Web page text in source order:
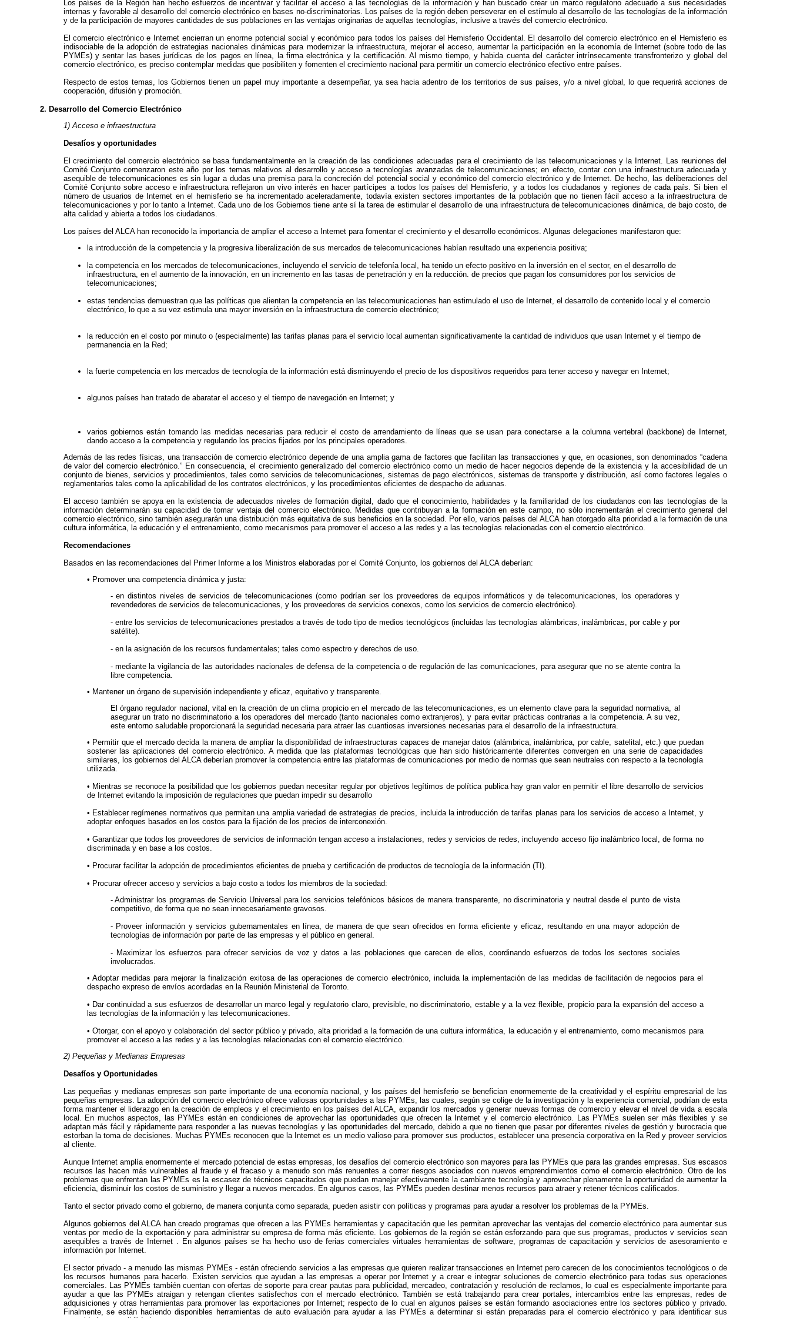
Los países de la Región han hecho esfuerzos de incentivar y facilitar el acceso a las tecnologías de la información y han buscado crear un marco regulatorio adecuado a sus necesidades
internas y favorable al desarrollo del comercio electrónico en bases no-discriminatorias. Los países de la región deben perseverar en el estímulo al desarrollo de las tecnologías de la información
y de la participación de mayores cantidades de sus poblaciones en las ventajas originarias de aquellas tecnologías, inclusive a través del comercio electrónico.
El comercio electrónico e Internet encierran un enorme potencial social y económico para todos los países del Hemisferio Occidental. El desarrollo del comercio electrónico en el Hemisferio es
indisociable de la adopción de estrategias nacionales dinámicas para modernizar la infraestructura, mejorar el acceso, aumentar la participación en la economía de Internet (sobre todo de las
PYMEs) y sentar las bases jurídicas de los pagos en línea, la firma electrónica y la certificación. Al mismo tiempo, y habida cuenta del carácter intrínsecamente transfronterizo y global del
comercio electrónico, es preciso contemplar medidas que posibiliten y fomenten el crecimiento nacional para permitir un comercio electrónico efectivo entre países.
Respecto de estos temas, los Gobiernos tienen un papel muy importante a desempeñar, ya sea hacia adentro de los territorios de sus países, y/o a nivel global, lo que requerirá acciones de
cooperación, difusión y promoción.
2. Desarrollo del Comercio Electrónico
1) Acceso e infraestructura
Desafíos y oportunidades
El crecimiento del comercio electrónico se basa fundamentalmente en la creación de las condiciones adecuadas para el crecimiento de las telecomunicaciones y la Internet. Las reuniones del
Comité Conjunto comenzaron este año por los temas relativos al desarrollo y acceso a tecnologías avanzadas de telecomunicaciones; en efecto, contar con una infraestructura adecuada y
asequible de telecomunicaciones es sin lugar a dudas una premisa para la concreción del potencial social y económico del comercio electrónico y de Internet. De hecho, las deliberaciones del
Comité Conjunto sobre acceso e infraestructura reflejaron un vivo interés en hacer partícipes a todos los países del Hemisferio, y a todos los ciudadanos y regiones de cada país. Si bien el
número de usuarios de Internet en el hemisferio se ha incrementado aceleradamente, todavía existen sectores importantes de la población que no tienen fácil acceso a la infraestructura de
telecomunicaciones y por lo tanto a Internet. Cada uno de los Gobiernos tiene ante sí la tarea de estimular el desarrollo de una infraestructura de telecomunicaciones dinámica, de bajo costo, de
alta calidad y abierta a todos los ciudadanos.
Los países del ALCA han reconocido la importancia de ampliar el acceso a Internet para fomentar el crecimiento y el desarrollo económicos. Algunas delegaciones manifestaron que:
la introducción de la competencia y la progresiva liberalización de sus mercados de telecomunicaciones habían resultado una experiencia positiva;
la competencia en los mercados de telecomunicaciones, incluyendo el servicio de telefonía local, ha tenido un efecto positivo en la inversión en el sector, en el desarrollo de
infraestructura, en el aumento de la innovación, en un incremento en las tasas de penetración y en la reducción. de precios que pagan los consumidores por los servicios de
telecomunicaciones;
estas tendencias demuestran que las políticas que alientan la competencia en las telecomunicaciones han estimulado el uso de Internet, el desarrollo de contenido local y el comercio
electrónico, lo que a su vez estimula una mayor inversión en la infraestructura de comercio electrónico;
la reducción en el costo por minuto o (especialmente) las tarifas planas para el servicio local aumentan significativamente la cantidad de individuos que usan Internet y el tiempo de
permanencia en la Red;
la fuerte competencia en los mercados de tecnología de la información está disminuyendo el precio de los dispositivos requeridos para tener acceso y navegar en Internet;
algunos países han tratado de abaratar el acceso y el tiempo de navegación en Internet; y
varios gobiernos están tomando las medidas necesarias para reducir el costo de arrendamiento de líneas que se usan para conectarse a la columna vertebral (backbone) de Internet,
dando acceso a la competencia y regulando los precios fijados por los principales operadores.
Además de las redes físicas, una transacción de comercio electrónico depende de una amplia gama de factores que facilitan las transacciones y que, en ocasiones, son denominados “cadena
de valor del comercio electrónico.” En consecuencia, el crecimiento generalizado del comercio electrónico como un medio de hacer negocios depende de la existencia y la accesibilidad de un
conjunto de bienes, servicios y procedimientos, tales como servicios de telecomunicaciones, sistemas de pago electrónicos, sistemas de transporte y distribución, así como factores legales o
reglamentarios tales como la aplicabilidad de los contratos electrónicos, y los procedimientos eficientes de despacho de aduanas.
El acceso también se apoya en la existencia de adecuados niveles de formación digital, dado que el conocimiento, habilidades y la familiaridad de los ciudadanos con las tecnologías de la
información determinarán su capacidad de tomar ventaja del comercio electrónico. Medidas que contribuyan a la formación en este campo, no sólo incrementarán el crecimiento general del
comercio electrónico, sino también asegurarán una distribución más equitativa de sus beneficios en la sociedad. Por ello, varios países del ALCA han otorgado alta prioridad a la formación de una
cultura informática, la educación y el entrenamiento, como mecanismos para promover el acceso a las redes y a las tecnologías relacionadas con el comercio electrónico.
Recomendaciones
Basados en las recomendaciones del Primer Informe a los Ministros elaboradas por el Comité Conjunto, los gobiernos del ALCA deberían:
• Promover una competencia dinámica y justa:
- en distintos niveles de servicios de telecomunicaciones (como podrían ser los proveedores de equipos informáticos y de telecomunicaciones, los operadores y
revendedores de servicios de telecomunicaciones, y los proveedores de servicios conexos, como los servicios de comercio electrónico).
- entre los servicios de telecomunicaciones prestados a través de todo tipo de medios tecnológicos (incluidas las tecnologías alámbricas, inalámbricas, por cable y por
satélite).
- en la asignación de los recursos fundamentales; tales como espectro y derechos de uso.
- mediante la vigilancia de las autoridades nacionales de defensa de la competencia o de regulación de las comunicaciones, para asegurar que no se atente contra la
libre competencia.
• Mantener un órgano de supervisión independiente y eficaz, equitativo y transparente.
El órgano regulador nacional, vital en la creación de un clima propicio en el mercado de las telecomunicaciones, es un elemento clave para la seguridad normativa, al
asegurar un trato no discriminatorio a los operadores del mercado (tanto nacionales como extranjeros), y para evitar prácticas contrarias a la competencia. A su vez,
este entorno saludable proporcionará la seguridad necesaria para atraer las cuantiosas inversiones necesarias para el desarrollo de la infraestructura.
• Permitir que el mercado decida la manera de ampliar la disponibilidad de infraestructuras capaces de manejar datos (alámbrica, inalámbrica, por cable, satelital, etc.) que puedan
sostener las aplicaciones del comercio electrónico. A medida que las plataformas tecnológicas que han sido históricamente diferentes convergen en una serie de capacidades
similares, los gobiernos del ALCA deberían promover la competencia entre las plataformas de comunicaciones por medio de normas que sean neutrales con respecto a la tecnología
utilizada.
• Mientras se reconoce la posibilidad que los gobiernos puedan necesitar regular por objetivos legítimos de política publica hay gran valor en permitir el libre desarrollo de servicios
de Internet evitando la imposición de regulaciones que puedan impedir su desarrollo
• Establecer regímenes normativos que permitan una amplia variedad de estrategias de precios, incluida la introducción de tarifas planas para los servicios de acceso a Internet, y
adoptar enfoques basados en los costos para la fijación de los precios de interconexión.
• Garantizar que todos los proveedores de servicios de información tengan acceso a instalaciones, redes y servicios de redes, incluyendo acceso fijo inalámbrico local, de forma no
discriminada y en base a los costos.
• Procurar facilitar la adopción de procedimientos eficientes de prueba y certificación de productos de tecnología de la información (TI).
• Procurar ofrecer acceso y servicios a bajo costo a todos los miembros de la sociedad:
- Administrar los programas de Servicio Universal para los servicios telefónicos básicos de manera transparente, no discriminatoria y neutral desde el punto de vista
competitivo, de forma que no sean innecesariamente gravosos.
- Proveer información y servicios gubernamentales en línea, de manera de que sean ofrecidos en forma eficiente y eficaz, resultando en una mayor adopción de
tecnologías de información por parte de las empresas y el público en general.
- Maximizar los esfuerzos para ofrecer servicios de voz y datos a las poblaciones que carecen de ellos, coordinando esfuerzos de todos los sectores sociales
involucrados.
• Adoptar medidas para mejorar la finalización exitosa de las operaciones de comercio electrónico, incluida la implementación de las medidas de facilitación de negocios para el
despacho expreso de envíos acordadas en la Reunión Ministerial de Toronto.
• Dar continuidad a sus esfuerzos de desarrollar un marco legal y regulatorio claro, previsible, no discriminatorio, estable y a la vez flexible, propicio para la expansión del acceso a
las tecnologías de la información y las telecomunicaciones.
• Otorgar, con el apoyo y colaboración del sector público y privado, alta prioridad a la formación de una cultura informática, la educación y el entrenamiento, como mecanismos para
promover el acceso a las redes y a las tecnologías relacionadas con el comercio electrónico.
2) Pequeñas y Medianas Empresas
Desafíos y Oportunidades
Las pequeñas y medianas empresas son parte importante de una economía nacional, y los países del hemisferio se benefician enormemente de la creatividad y el espíritu empresarial de las
pequeñas empresas. La adopción del comercio electrónico ofrece valiosas oportunidades a las PYMEs, las cuales, según se colige de la investigación y la experiencia comercial, podrían de esta
forma mantener el liderazgo en la creación de empleos y el crecimiento en los países del ALCA, expandir los mercados y generar nuevas formas de comercio y elevar el nivel de vida a escala
local. En muchos aspectos, las PYMEs están en condiciones de aprovechar las oportunidades que ofrecen la Internet y el comercio electrónico. Las PYMEs suelen ser más flexibles y se
adaptan más fácil y rápidamente para responder a las nuevas tecnologías y las oportunidades del mercado, debido a que no tienen que pasar por diferentes niveles de gestión y burocracia que
estorban la toma de decisiones. Muchas PYMEs reconocen que la Internet es un medio valioso para promover sus productos, establecer una presencia corporativa en la Red y proveer servicios
al cliente.
Aunque Internet amplía enormemente el mercado potencial de estas empresas, los desafíos del comercio electrónico son mayores para las PYMEs que para las grandes empresas. Sus escasos
recursos las hacen más vulnerables al fraude y el fracaso y a menudo son más renuentes a correr riesgos asociados con nuevos emprendimientos como el comercio electrónico. Otro de los
problemas que enfrentan las PYMEs es la escasez de técnicos capacitados que puedan manejar efectivamente la cambiante tecnología y aprovechar plenamente la oportunidad de aumentar la
eficiencia, disminuir los costos de suministro y llegar a nuevos mercados. En algunos casos, las PYMEs pueden destinar menos recursos para atraer y retener técnicos calificados.
Tanto el sector privado como el gobierno, de manera conjunta como separada, pueden asistir con políticas y programas para ayudar a resolver los problemas de la PYMEs.
Algunos gobiernos del ALCA han creado programas que ofrecen a las PYMEs herramientas y capacitación que les permitan aprovechar las ventajas del comercio electrónico para aumentar sus
ventas por medio de la exportación y para administrar su empresa de forma más eficiente. Los gobiernos de la región se están esforzando para que sus programas, productos v servicios sean
asequibles a través de Internet . En algunos países se ha hecho uso de ferias comerciales virtuales herramientas de software, programas de capacitación y servicios de asesoramiento e
información por Internet.
El sector privado - a menudo las mismas PYMEs - están ofreciendo servicios a las empresas que quieren realizar transacciones en Internet pero carecen de los conocimientos tecnológicos o de
los recursos humanos para hacerlo. Existen servicios que ayudan a las empresas a operar por Internet y a crear e integrar soluciones de comercio electrónico para todas sus operaciones
comerciales. Las PYMEs también cuentan con ofertas de soporte para crear pautas para publicidad, mercadeo, contratación y resolución de reclamos, lo cual es especialmente importante para
ayudar a que las PYMEs atraigan y retengan clientes satisfechos con el mercado electrónico. También se está trabajando para crear portales, intercambios entre las empresas, redes de
adquisiciones y otras herramientas para promover las exportaciones por Internet; respecto de lo cual en algunos países se están formando asociaciones entre los sectores público y privado.
Finalmente, se están haciendo disponibles herramientas de auto evaluación para ayudar a las PYMEs a determinar si están preparadas para el comercio electrónico y para identificar sus